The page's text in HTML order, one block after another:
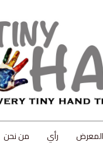
المعرض رأي من نحن